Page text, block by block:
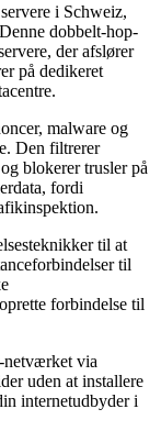
i Schweiz,
dobbelt-hop-
der afslører
på dedikeret
malware og
Den filtrerer
blokerer trusler på
fordi
til at
til
forbindelse til
netværket via
uden at installere
internetudbyder i